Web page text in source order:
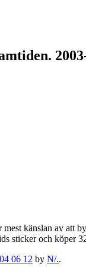
känslan av att
sticker och köper
06 12 by N/..